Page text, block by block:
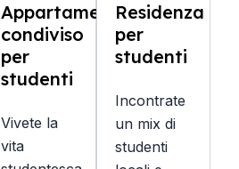
Appartamento
condiviso
per
studenti
Vivete la
vita
Residenza
per
studenti
Incontrate
un mix di
studenti